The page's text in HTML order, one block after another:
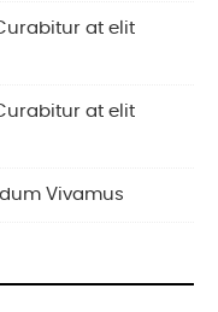
at elit
at elit
Vivamus